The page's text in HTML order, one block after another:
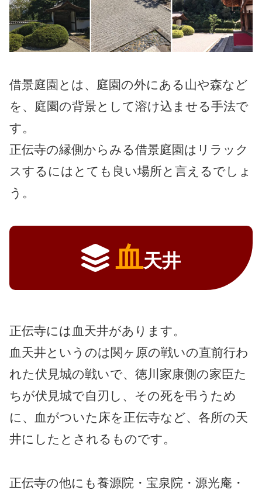
借景庭園とは、庭園の外にある山や森など
を、庭園の背景として溶け込ませる手法で
す。
正伝寺の縁側からみる借景庭園はリラック
スするにはとても良い場所と言えるでしょ
う。
血天井
正伝寺には血天井があります。
血天井というのは関ヶ原の戦いの直前行わ
れた伏見城の戦いで、徳川家康側の家臣た
ちが伏見城で自刃し、その死を弔うため
に、血がついた床を正伝寺など、各所の天
井にしたとされるものです。
正伝寺の他にも養源院・宝泉院・源光庵・